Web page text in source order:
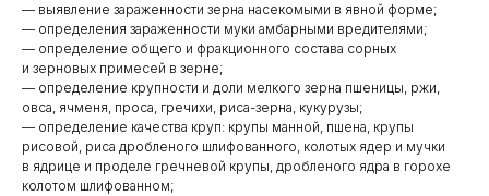
— выявление зараженности зерна насекомыми в явной форме;
— определения зараженности муки амбарными вредителями;
— определение общего и фракционного состава сорных
и зерновых примесей в зерне;
— определение крупности и доли мелкого зерна пшеницы, ржи,
овса, ячменя, проса, гречихи, риса-зерна, кукурузы;
— определение качества круп: крупы манной, пшена, крупы
рисовой, риса дробленого шлифованного, колотых ядер и мучки
в ядрице и проделе гречневой крупы, дробленого ядра в горохе
колотом шлифованном;